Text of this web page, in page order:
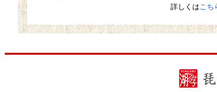
詳しくはこち